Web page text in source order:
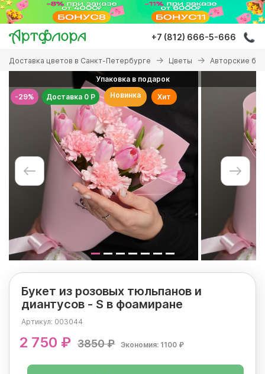
Перейти
основному
содержанию
+7 (812) 666-5-666
Вы
здесь
Доставка цветов в Санкт-Петербурге Цветы Авторские
-29%
Упаковка в подарок
Доставка 0 Р
Новинка Хит
Букет из розовых тюльпанов и
диантусов - S в фоамиране
Артикул: 003044
2 750 ₽ 3850 ₽ Экономия: 1100 ₽